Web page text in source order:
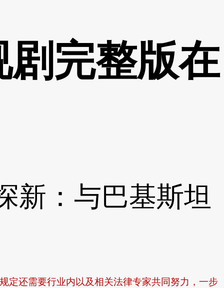
剧完整版在
新：与巴基斯坦
还需要行业内以及相关法律专家共同努力，一步